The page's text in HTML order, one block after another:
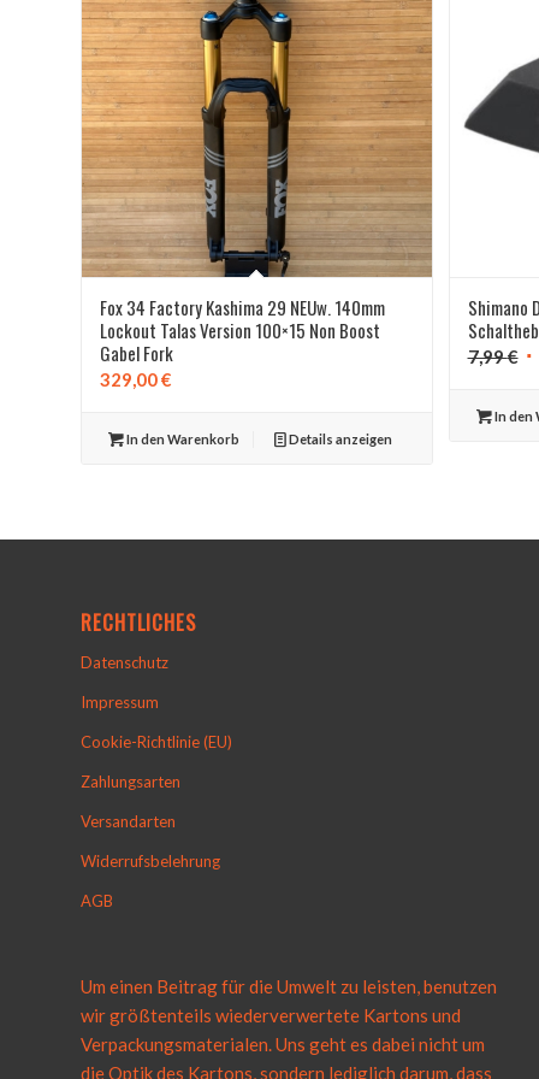
Fox 34 Factory Kashima 29 NEUw. 140mm
Lockout Talas Version 100×15 Non Boost
Gabel Fork
329,00€
In den Warenkorb Details anzeigen
Shimano
7,99€
In den
RECHTLICHES
Datenschutz
Impressum
Cookie-Richtlinie (EU)
Zahlungsarten
Versandarten
Widerrufsbelehrung
AGB
Um einen Beitrag für die Umwelt zu leisten, benutzen
wir größtenteils wiederverwertete Kartons und
Verpackungsmaterialen. Uns geht es dabei nicht um
die Optik des Kartons, sondern lediglich darum, dass